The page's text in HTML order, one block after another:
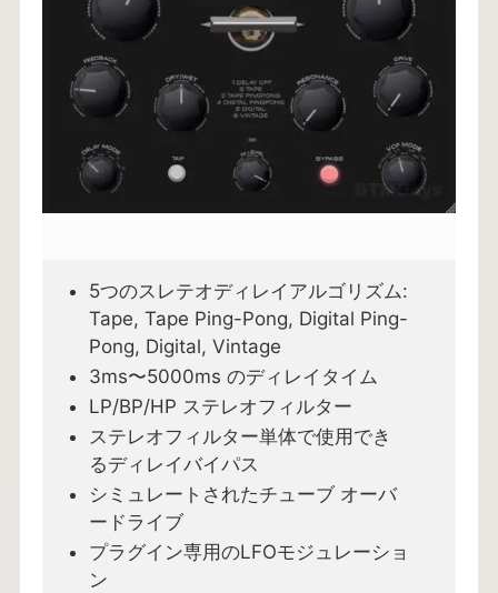
5つのスレテオディレイアルゴリズム:
Tape, Tape Ping-Pong, Digital Ping-
Pong, Digital, Vintage
3ms〜5000ms のディレイタイム
LP/BP/HP ステレオフィルター
ステレオフィルター単体で使用でき
るディレイバイパス
シミュレートされたチューブ オーバ
ードライブ
プラグイン専用のLFOモジュレーショ
ン